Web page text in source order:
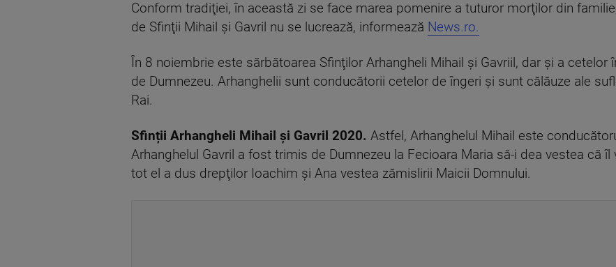
Conform tradiţiei, în această zi se face marea pomenire a tuturor morţilor din
de Sfinţii Mihail şi Gavril nu se lucrează, informează News.ro.
În 8 noiembrie este sărbătoarea Sfinţilor Arhangheli Mihail şi Gavriil, dar şi a
de Dumnezeu. Arhanghelii sunt conducătorii cetelor de îngeri şi sunt călăuze ale
Rai.
Sfinții Arhangheli Mihail și Gavril 2020. Astfel, Arhanghelul Mihail este
Arhanghelul Gavril a fost trimis de Dumnezeu la Fecioara Maria să-i dea vestea că
tot el a dus drepţilor Ioachim şi Ana vestea zămislirii Maicii Domnului.